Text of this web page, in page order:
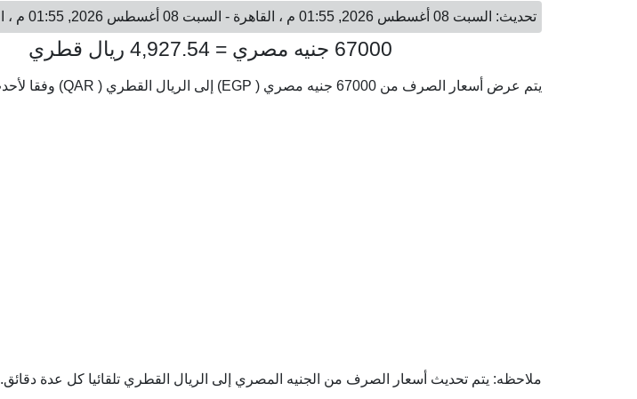
تحديث: السبت 08 أغسطس 2026, 01:55 م ، القاهرة - السبت 08 أغسطس 2026, 01:55 م ، الدوحة
67000 جنيه مصري = 4,927.54 ريال قطري
يتم عرض أسعار الصرف من 67000 جنيه مصري ( EGP) إلى الريال القطري ( QAR) وفقا لأحدث أسعار الصرف.
ملاحظه: يتم تحديث أسعار الصرف من الجنيه المصري إلى الريال القطري تلقائيا كل عدة دقائق.